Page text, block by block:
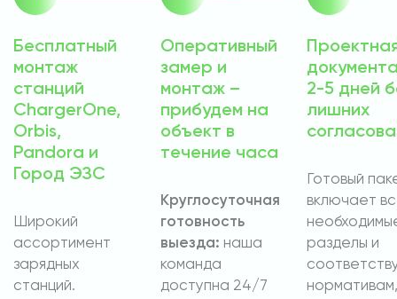
Бесплатный
монтаж
станций
ChargerOne,
Orbis,
Pandora и
Город ЭЗС
Широкий
ассортимент
зарядных
станций.
Оперативный
замер и
монтаж –
прибудем на
объект в
течение часа
Круглосуточная
готовность
выезда: наша
команда
доступна 24/7
2-5 дней
лишних
Готовый
включает
разделы и